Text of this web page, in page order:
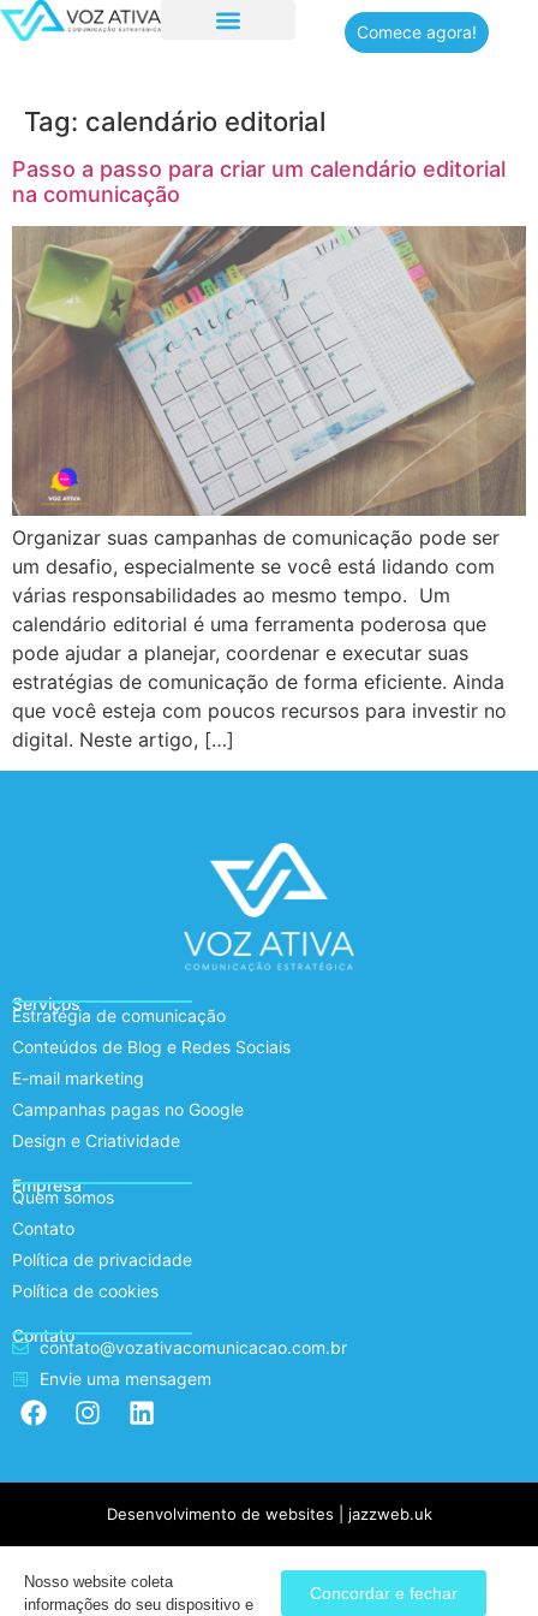
Comece agora!
Tag: calendário editorial
Passo a passo para criar um calendário editorial
na comunicação
Organizar suas campanhas de comunicação pode ser
um desafio, especialmente se você está lidando com
várias responsabilidades ao mesmo tempo. Um
calendário editorial é uma ferramenta poderosa que
pode ajudar a planejar, coordenar e executar suas
estratégias de comunicação de forma eficiente. Ainda
que você esteja com poucos recursos para investir no
digital. Neste artigo, […]
Serviços
Estratégia de comunicação
Conteúdos de Blog e Redes Sociais
E-mail marketing
Campanhas pagas no Google
Design e Criatividade
Empresa
Quem somos
Contato
Política de privacidade
Política de cookies
Contato
contato@vozativacomunicacao.com.br
Envie uma mensagem
Desenvolvimento de websites | jazzweb.uk
Nosso website coleta
informações do seu dispositivo e
Concordar e fechar